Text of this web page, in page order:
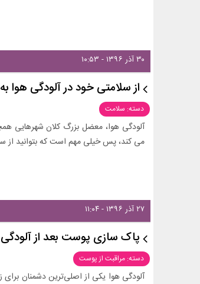
۳۰ آذر ۱۳۹۶ - ۱۰:۵۳
از سلامتی خود در آلودگی هوا
دسته: سلامت
آلودگی هوا، معضل بزرگ کلان شهرهایی
می کند، پس خیلی مهم است که بتوانید از
۲۷ آذر ۱۳۹۶ - ۱۱:۰۴
پاک سازی پوست بعد از
دسته: مراقبت از پوست
آلودگی هوا یکی از اصلی‌ترین دشمنان